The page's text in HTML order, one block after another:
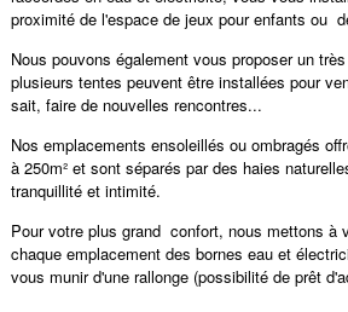
proximité de l'espace de jeux pour enfants ou
Nous pouvons également vous proposer un
plusieurs tentes peuvent être installées pour
sait, faire de nouvelles rencontres...
Nos emplacements ensoleillés ou ombragés
à 250m² et sont séparés par des haies
tranquillité et intimité.
Pour votre plus grand confort, nous mettons à
chaque emplacement des bornes eau et
vous munir d'une rallonge (possibilité de prêt